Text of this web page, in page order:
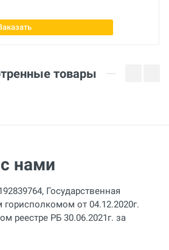
товары
нами
Государственная
от 04.12.2020г.
реестре РБ 30.06.2021г. за